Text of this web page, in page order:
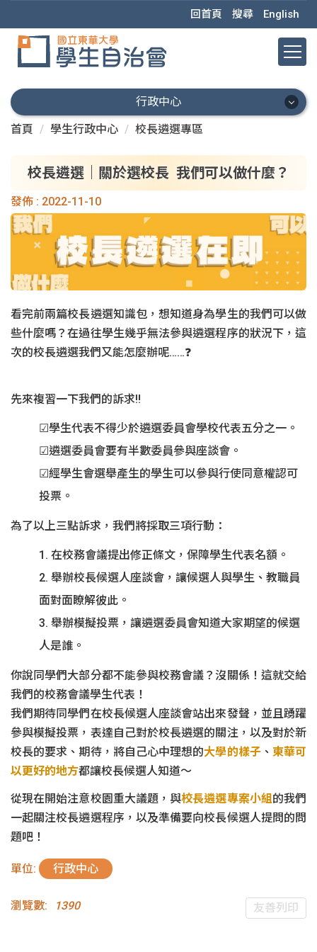
到
容
區
回首頁 搜尋 English
行政中心
行政中心
會本部
學術部
學權部
設計部
國際部
資訊發展部
首頁 學生行政中心 校長遴選專區
校長遴選｜關於選校長 ​ 我們可以做什麼？
發佈 : 2022-11-10
看完前兩篇校長遴選知識包，想知道身為學生的我們可以做
些什麼嗎？在過往學生幾乎無法參與遴選程序的狀況下，這
次的校長遴選我們又能怎麼辦呢……❓
先來複習一下我們的訴求‼️
學生代表不得少於遴選委員會學校代表五分之一。
遴選委員會要有半數委員參與座談會。
經學生會選舉產生的學生可以參與行使同意權認可
投票。
為了以上三點訴求，我們將採取三項行動：
在校務會議提出修正條文，保障學生代表名額。
舉辦校長候選人座談會，讓候選人與學生、教職員
面對面瞭解彼此。
舉辦模擬投票，讓遴選委員會知道大家期望的候選
人是誰。
你說同學們大部分都不能參與校務會議？沒關係！這就交給
我們的校務會議學生代表！
我們期待同學們在校長候選人座談會站出來發聲，並且踴躍
參與模擬投票，表達自己對於校長遴選的關注，以及對於新
校長的要求、期待，將自己心中理想的大學的樣子、 東華可
以更好的地方都讓校長候選人知道～
從現在開始注意校園重大議題，與校長遴選專案小組的我們
一起關注校長遴選程序，以及準備要向校長候選人提問的問
題吧！
單位: 行政中心
瀏覽數: 1390 友善列印